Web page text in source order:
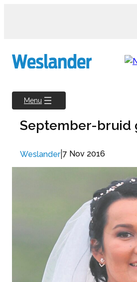
Menu
September-bruid
Weslander| 7 Nov 2016